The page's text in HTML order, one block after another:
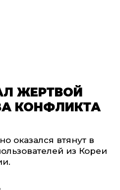
ЖЕРТВОЙ
КОНФЛИКТА
оказался втянут в
из Кореи